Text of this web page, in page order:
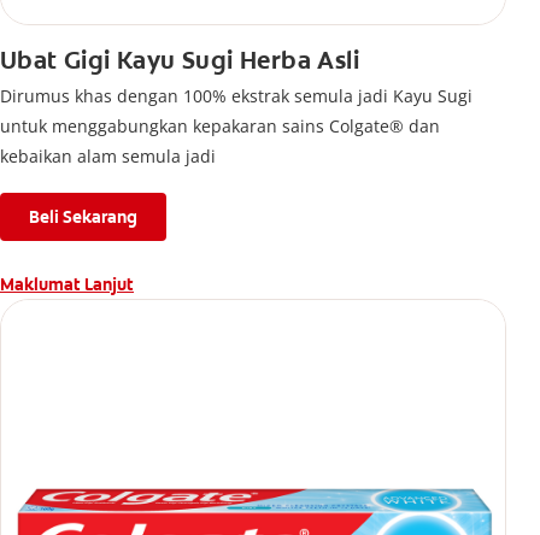
Ubat Gigi Kayu Sugi Herba Asli
Dirumus khas dengan 100% ekstrak semula jadi Kayu Sugi
untuk menggabungkan kepakaran sains Colgate® dan
kebaikan alam semula jadi
Beli Sekarang
Maklumat Lanjut